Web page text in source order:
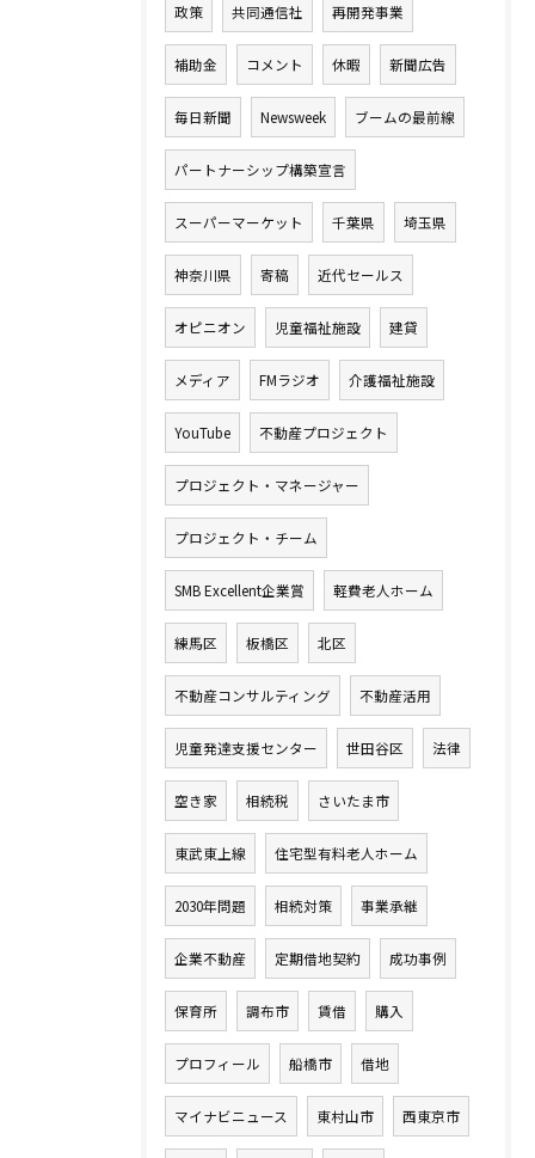
政策 共同通信社 再開発事業
補助金 コメント 休暇 新聞広告
毎日新聞 Newsweek ブームの最前線
パートナーシップ構築宣言
スーパーマーケット 千葉県 埼玉県
神奈川県 寄稿 近代セールス
オピニオン 児童福祉施設 建貸
メディア FMラジオ 介護福祉施設
YouTube 不動産プロジェクト
プロジェクト・マネージャー
プロジェクト・チーム
SMB Excellent企業賞 軽費老人ホーム
練馬区 板橋区 北区
不動産コンサルティング 不動産活用
児童発達支援センター 世田谷区 法律
空き家 相続税 さいたま市
東武東上線 住宅型有料老人ホーム
2030年問題 相続対策 事業承継
企業不動産 定期借地契約 成功事例
保育所 調布市 賃借 購入
プロフィール 船橋市 借地
マイナビニュース 東村山市 西東京市